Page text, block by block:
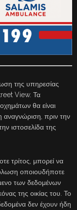
της υπηρεσίας
View. Τα
θα είναι
αναγνώριση, πριν την
ιστοσελίδα της
τρίτος, μπορεί να
οποιουδήποτε
των δεδομένων
της οικίας του. Το
δεν έχουν ήδη